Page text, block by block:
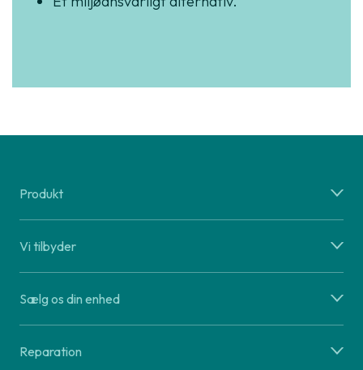
Produkt
Vi tilbyder
Sælg os din enhed
Reparation